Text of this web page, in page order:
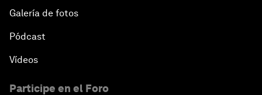
Galería de fotos
Pódcast
Vídeos
Participe en el Foro